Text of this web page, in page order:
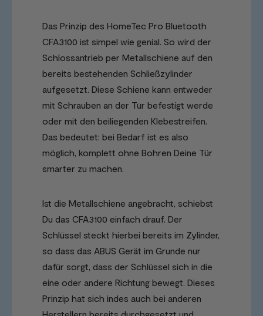
Das Prinzip des HomeTec Pro Bluetooth
CFA3100 ist simpel wie genial. So wird der
Schlossantrieb per Metallschiene auf den
bereits bestehenden Schließzylinder
aufgesetzt. Diese Schiene kann entweder
mit Schrauben an der Tür befestigt werde
oder mit den beiliegenden Klebestreifen.
Das bedeutet: bei Bedarf ist es also
möglich, komplett ohne Bohren Deine Tür
smarter zu machen.
Ist die Metallschiene angebracht, schiebst
Du das CFA3100 einfach drauf. Der
Schlüssel steckt hierbei bereits im Zylinder,
so dass das ABUS Gerät im Grunde nur
dafür sorgt, dass der Schlüssel sich in die
eine oder andere Richtung bewegt. Dieses
Prinzip hat sich indes auch bei anderen